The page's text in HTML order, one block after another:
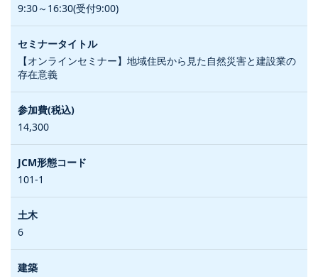
9:30～16:30(受付9:00)
【オンラインセミナー】地域住民から見た自然災害と建設業の
存在意義
14,300
101-1
6